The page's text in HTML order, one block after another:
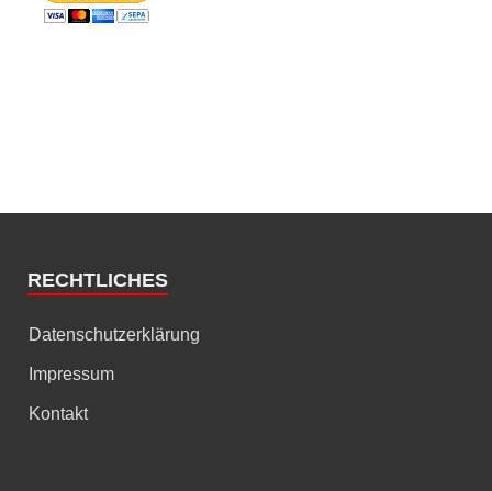
RECHTLICHES
Datenschutzerklärung
Impressum
Kontakt